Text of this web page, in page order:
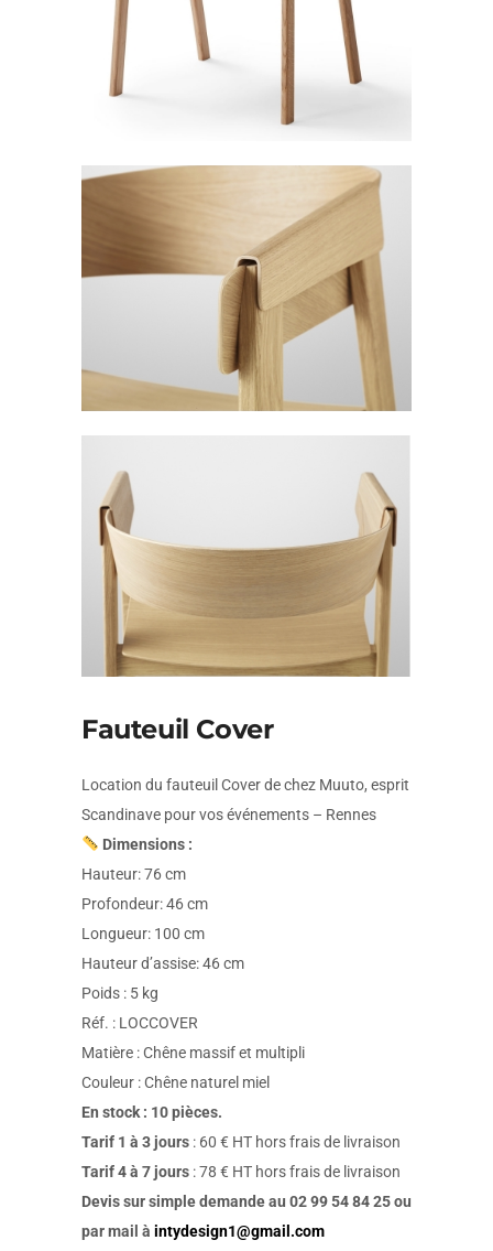
Fauteuil Cover
Location du fauteuil Cover de chez Muuto, esprit
Scandinave pour vos événements – Rennes
Dimensions :
Hauteur: 76 cm
Profondeur: 46 cm
Longueur: 100 cm
Hauteur d’assise: 46 cm
Poids : 5 kg
Réf. : LOCCOVER
Matière : Chêne massif et multipli
Couleur : Chêne naturel miel
En stock : 10 pièces.
Tarif 1 à 3 jours : 60 € HT hors frais de livraison
Tarif 4 à 7 jours : 78 € HT hors frais de livraison
Devis sur simple demande au 02 99 54 84 25 ou
par mail à intydesign1@gmail.com